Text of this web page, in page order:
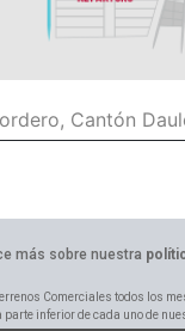
Cantón
más sobre nuestra
Comerciales todos los
inferior de cada uno de